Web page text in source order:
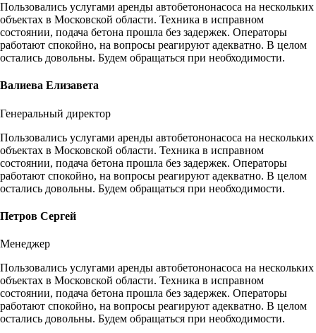
Пользовались услугами аренды автобетононасоса на нескольких
объектах в Московской области. Техника в исправном
состоянии, подача бетона прошла без задержек. Операторы
работают спокойно, на вопросы реагируют адекватно. В целом
остались довольны. Будем обращаться при необходимости.
Валиева Елизавета
Генеральный директор
Пользовались услугами аренды автобетононасоса на нескольких
объектах в Московской области. Техника в исправном
состоянии, подача бетона прошла без задержек. Операторы
работают спокойно, на вопросы реагируют адекватно. В целом
остались довольны. Будем обращаться при необходимости.
Петров Сергей
Менеджер
Пользовались услугами аренды автобетононасоса на нескольких
объектах в Московской области. Техника в исправном
состоянии, подача бетона прошла без задержек. Операторы
работают спокойно, на вопросы реагируют адекватно. В целом
остались довольны. Будем обращаться при необходимости.